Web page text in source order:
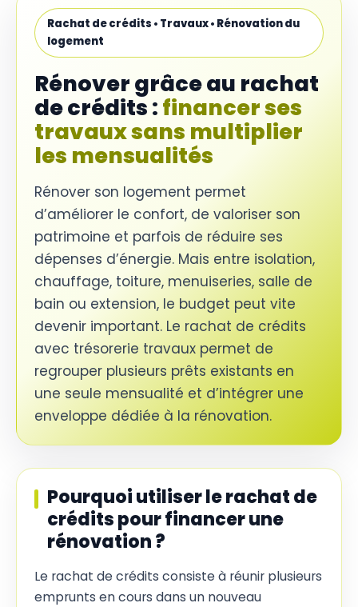
Rachat de crédits • Travaux • Rénovation du
logement
Rénover grâce au rachat
de crédits :financer ses
travaux sans multiplier
les mensualités
Rénover son logement permet
d’améliorer le confort, de valoriser son
patrimoine et parfois de réduire ses
dépenses d’énergie. Mais entre isolation,
chauffage, toiture, menuiseries, salle de
bain ou extension, le budget peut vite
devenir important. Le rachat de crédits
avec trésorerie travaux permet de
regrouper plusieurs prêts existants en
une seule mensualité et d’intégrer une
enveloppe dédiée à la rénovation.
Pourquoi utiliser le rachat de
crédits pour financer une
rénovation ?
Le rachat de crédits consiste à réunir plusieurs
emprunts en cours dans un nouveau